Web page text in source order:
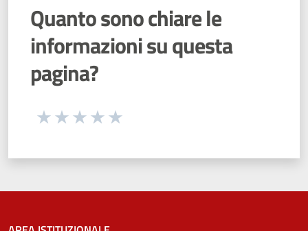
Quanto sono chiare le
informazioni su questa
pagina?
Seleziona una valutazione da 1 a 5 stelle